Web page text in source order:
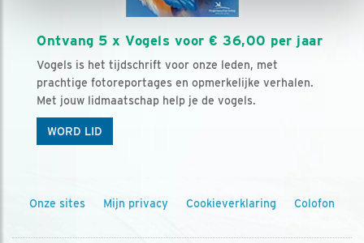
Ontvang 5 x Vogels voor € 36,00 per jaar
Vogels is het tijdschrift voor onze leden, met
prachtige fotoreportages en opmerkelijke verhalen.
Met jouw lidmaatschap help je de vogels.
WORD LID
Onze sites Mijn privacy Cookieverklaring Colofon